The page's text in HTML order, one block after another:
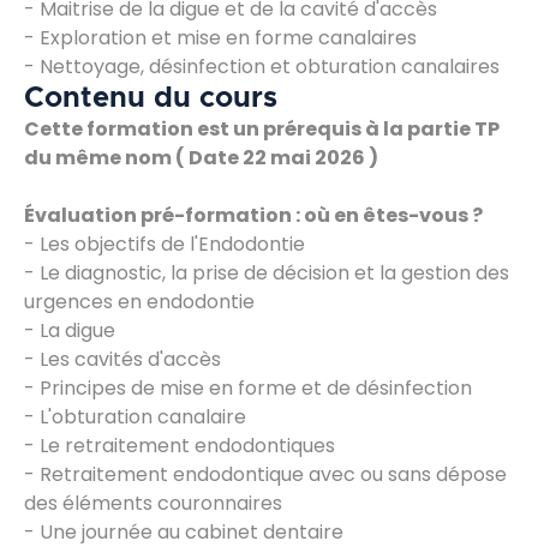
- Maitrise de la digue et de la cavité d'accès
- Exploration et mise en forme canalaires
- Nettoyage, désinfection et obturation canalaires
Contenu du cours
Cette formation est un prérequis à la partie TP
du même nom ( Date 22 mai 2026 )
Évaluation pré-formation : où en êtes-vous ?
- Les objectifs de l'Endodontie
- Le diagnostic, la prise de décision et la gestion des
urgences en endodontie
- La digue
- Les cavités d'accès
- Principes de mise en forme et de désinfection
- L'obturation canalaire
- Le retraitement endodontiques
- Retraitement endodontique avec ou sans dépose
des éléments couronnaires
- Une journée au cabinet dentaire